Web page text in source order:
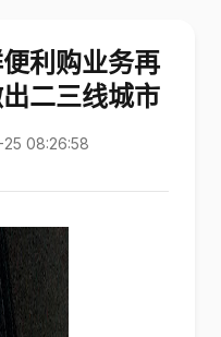
便利购业务再
二三线城市
25 08:26:58